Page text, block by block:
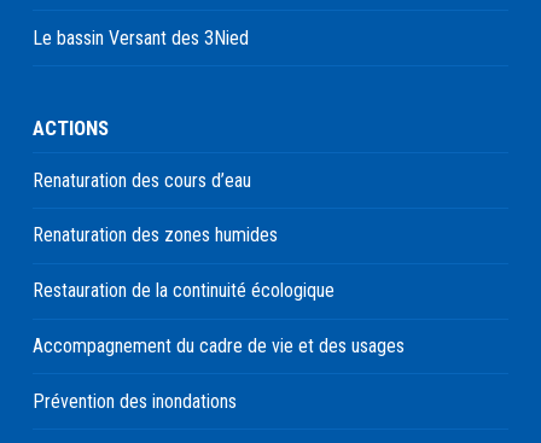
Le bassin Versant des 3Nied
ACTIONS
Renaturation des cours d’eau
Renaturation des zones humides
Restauration de la continuité écologique
Accompagnement du cadre de vie et des usages
Prévention des inondations